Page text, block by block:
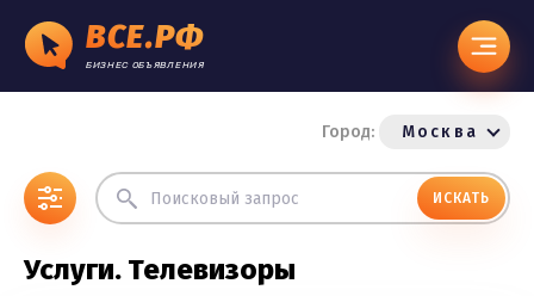
ВСЕ.РФ
БИЗНЕС ОБЪЯВЛЕНИЯ
Город: Москва
ИСКАТЬ
Услуги. Телевизоры